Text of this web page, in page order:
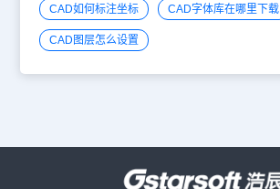
CAD如何标注坐标 CAD字体库在哪里下载
CAD图层怎么设置